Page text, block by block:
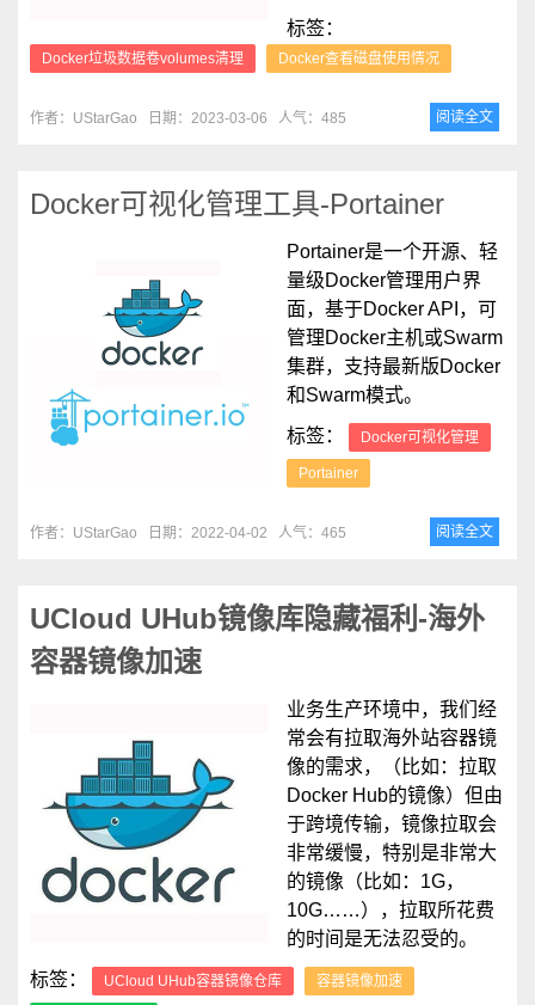
标签：
Docker垃圾数据卷volumes清理 Docker查看磁盘使用情况
作者：UStarGao 日期：2023-03-06 人气：485 阅读全文
Docker可视化管理工具-Portainer
Portainer是一个开源、轻
量级Docker管理用户界
面，基于Docker API，可
管理Docker主机或Swarm
集群，支持最新版Docker
和Swarm模式。
标签：
Docker可视化管理
Portainer
作者：UStarGao 日期：2022-04-02 人气：465 阅读全文
UCloud UHub镜像库隐藏福利-海外
容器镜像加速
业务生产环境中，我们经
常会有拉取海外站容器镜
像的需求，（比如：拉取
Docker Hub的镜像）但由
于跨境传输，镜像拉取会
非常缓慢，特别是非常大
的镜像（比如：1G，
10G……），拉取所花费
的时间是无法忍受的。
标签：
UCloud UHub容器镜像仓库 容器镜像加速